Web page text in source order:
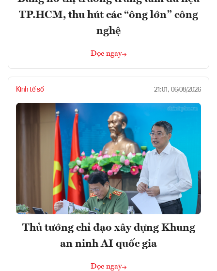
TP.HCM, thu hút các “ông lớn” công
nghệ
Đọc ngay
Kinh tế số 21:01, 06/08/2026
Thủ tướng chỉ đạo xây dựng Khung
an ninh AI quốc gia
Đọc ngay